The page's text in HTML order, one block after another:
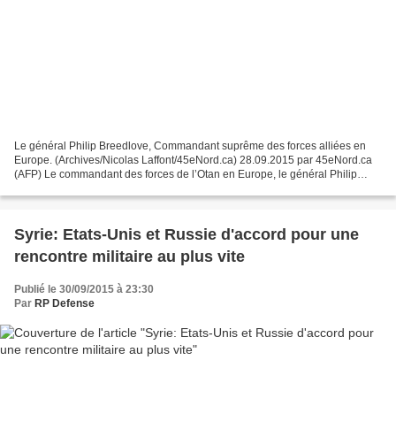
Le général Philip Breedlove, Commandant suprême des forces alliées en
Europe. (Archives/Nicolas Laffont/45eNord.ca) 28.09.2015 par 45eNord.ca
(AFP) Le commandant des forces de l’Otan en Europe, le général Philip
Syrie: Etats-Unis et Russie d'accord pour une
rencontre militaire au plus vite
Publié le 30/09/2015 à 23:30
Par RP Defense